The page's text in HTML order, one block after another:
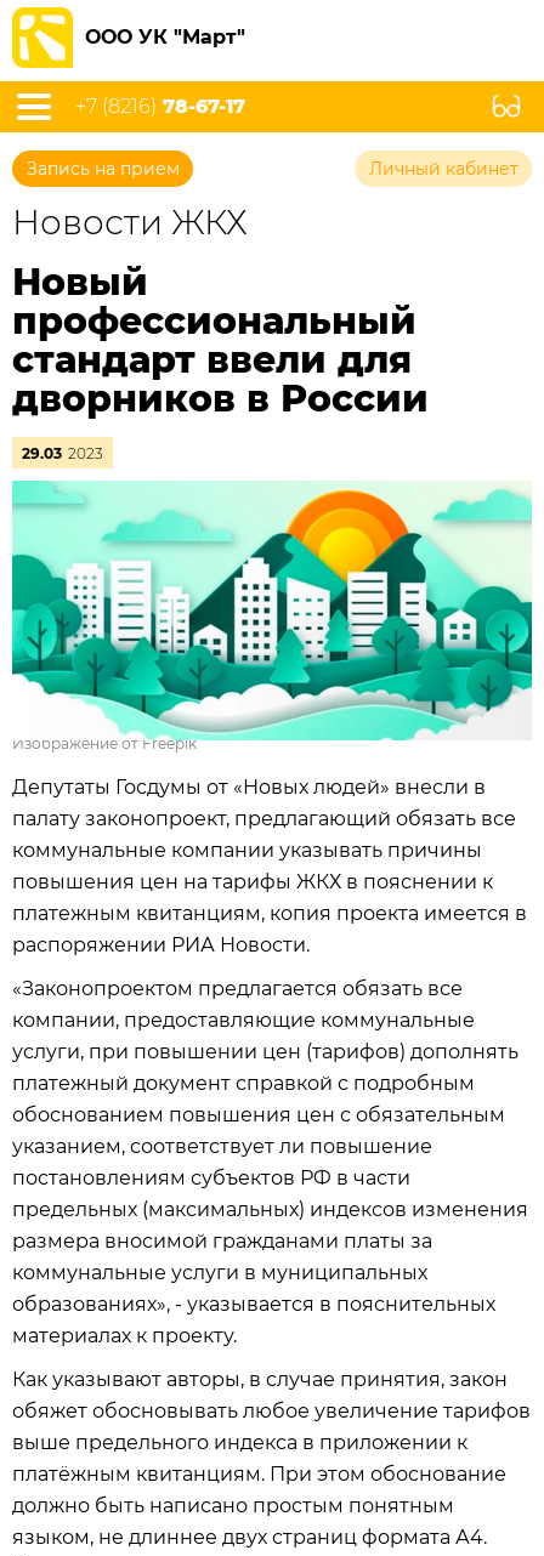
ООО УК "Март"
+7 (8216) 78-67-17
Запись на прием Личный кабинет
Новости ЖКХ
Новый
профессиональный
стандарт ввели для
дворников в России
29.03 2023
Изображение от Freepik
Депутаты Госдумы от «Новых людей» внесли в
палату законопроект, предлагающий обязать все
коммунальные компании указывать причины
повышения цен на тарифы ЖКХ в пояснении к
платежным квитанциям, копия проекта имеется в
распоряжении РИА Новости.
«Законопроектом предлагается обязать все
компании, предоставляющие коммунальные
услуги, при повышении цен (тарифов) дополнять
платежный документ справкой с подробным
обоснованием повышения цен с обязательным
указанием, соответствует ли повышение
постановлениям субъектов РФ в части
предельных (максимальных) индексов изменения
размера вносимой гражданами платы за
коммунальные услуги в муниципальных
образованиях», - указывается в пояснительных
материалах к проекту.
Как указывают авторы, в случае принятия, закон
обяжет обосновывать любое увеличение тарифов
выше предельного индекса в приложении к
платёжным квитанциям. При этом обоснование
должно быть написано простым понятным
языком, не длиннее двух страниц формата А4.